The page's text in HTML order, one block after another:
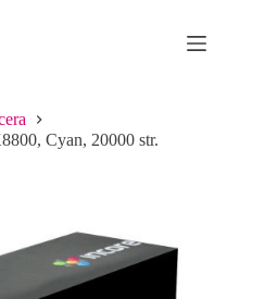
Cyan, 20000 str.